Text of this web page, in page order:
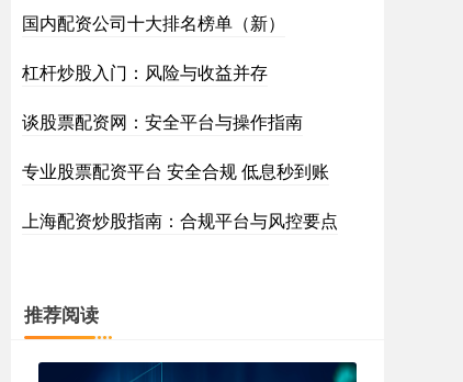
国内配资公司十大排名榜单（新）
杠杆炒股入门：风险与收益并存
谈股票配资网：安全平台与操作指南
专业股票配资平台 安全合规 低息秒到账
上海配资炒股指南：合规平台与风控要点
推荐阅读